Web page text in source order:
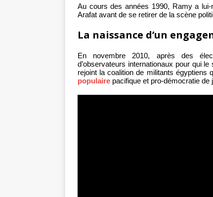
Au cours des années 1990, Ramy a
Arafat avant de se retirer de la scène
La naissance d’un
En novembre 2010, après des
d’observateurs internationaux pour qui
rejoint la coalition de militants égyptiens
populaire pacifique et pro-démocratie de